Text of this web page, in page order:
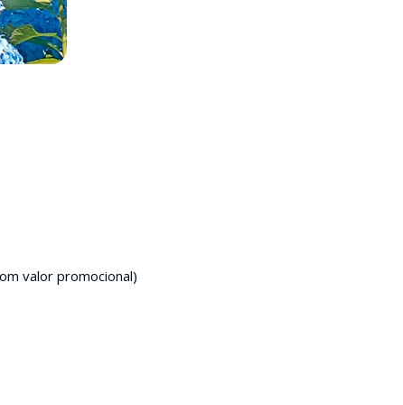
valor promocional)